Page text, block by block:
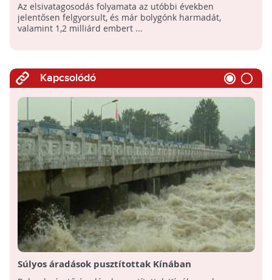
Az elsivatagosodás folyamata az utóbbi években
jelentősen felgyorsult, és már bolygónk harmadát,
valamint 1,2 milliárd embert ...
Kapcsolódó
Súlyos áradások pusztítottak Kínában